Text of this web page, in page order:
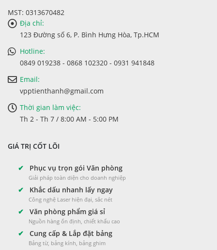
trang
phẩm
MST: 0313670482
Địa chỉ:
123 Đường số 6, P. Bình Hưng Hòa, Tp.HCM
Hotline:
0849 019238 - 0868 102320 - 0931 941848
Email:
vpptienthanh@gmail.com
Thời gian làm việc:
Th 2 - Th 7 / 8:00 AM - 5:00 PM
GIÁ TRỊ CỐT LÕI
✔ Phục vụ trọn gói Văn phòng
Giải pháp toàn diện cho doanh nghiệp
✔ Khắc dấu nhanh lấy ngay
Công nghệ Laser hiện đại, sắc nét
✔ Văn phòng phẩm giá sỉ
Nguồn hàng ổn định, chiết khấu cao
✔ Cung cấp & Lắp đặt bảng
Bảng từ, bảng kính, bảng ghim